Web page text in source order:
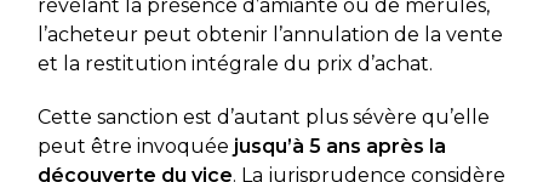
révélant la présence d’amiante ou de mérules,
l’acheteur peut obtenir l’annulation de la vente
et la restitution intégrale du prix d’achat.
Cette sanction est d’autant plus sévère qu’elle
peut être invoquée jusqu’à 5 ans après la
découverte du vice. La jurisprudence considère